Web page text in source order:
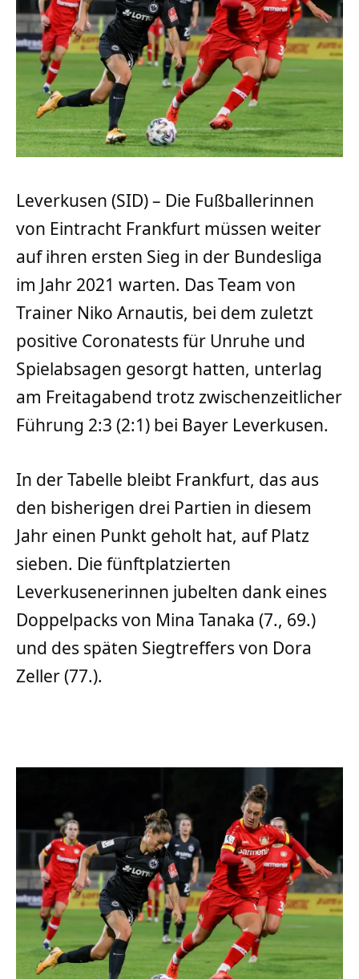
Leverkusen (SID) – Die Fußballerinnen
von Eintracht Frankfurt müssen weiter
auf ihren ersten Sieg in der Bundesliga
im Jahr 2021 warten. Das Team von
Trainer Niko Arnautis, bei dem zuletzt
positive Coronatests für Unruhe und
Spielabsagen gesorgt hatten, unterlag
am Freitagabend trotz zwischenzeitlicher
Führung 2:3 (2:1) bei Bayer Leverkusen.
In der Tabelle bleibt Frankfurt, das aus
den bisherigen drei Partien in diesem
Jahr einen Punkt geholt hat, auf Platz
sieben. Die fünftplatzierten
Leverkusenerinnen jubelten dank eines
Doppelpacks von Mina Tanaka (7., 69.)
und des späten Siegtreffers von Dora
Zeller (77.).